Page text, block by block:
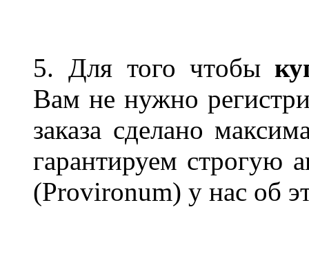
5. Для того чтобы
Вам не нужно
заказа сделано
гарантируем строгую
(Provironum) у нас об